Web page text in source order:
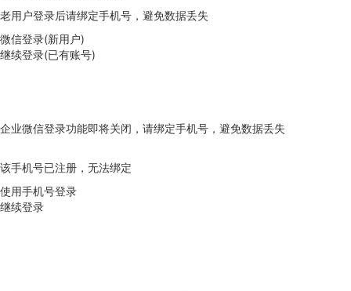
老用户登录后请绑定手机号，避免数据丢失
微信登录(新用户)
继续登录(已有账号)
企业微信登录功能即将关闭，请绑定手机号，避免数据丢失
该手机号已注册，无法绑定
使用手机号登录
继续登录